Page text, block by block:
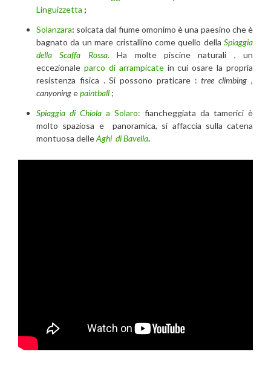
Linguizzetta ;
Solanzara: solcata dal fiume omonimo è una paesino che è
bagnato da un mare cristallino come quello della Spiaggia
della Scaffa Rossa. Ha molte piscine naturali , un
eccezionale parco di arrampicatein cui osare la propria
resistenza fisica . Si possono praticare :tree climbing ,
canyoningepaintball ;
Spiaggia di Chiola a Solaro: fiancheggiata da tamerici è
molto spaziosa e panoramica, si affaccia sulla catena
montuosa delleAghi di Bavella.